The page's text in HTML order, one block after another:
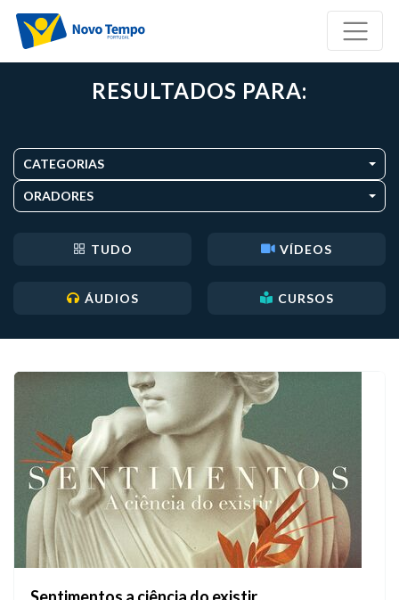
RESULTADOS PARA:
CATEGORIAS
ORADORES
TUDO VÍDEOS
ÁUDIOS CURSOS